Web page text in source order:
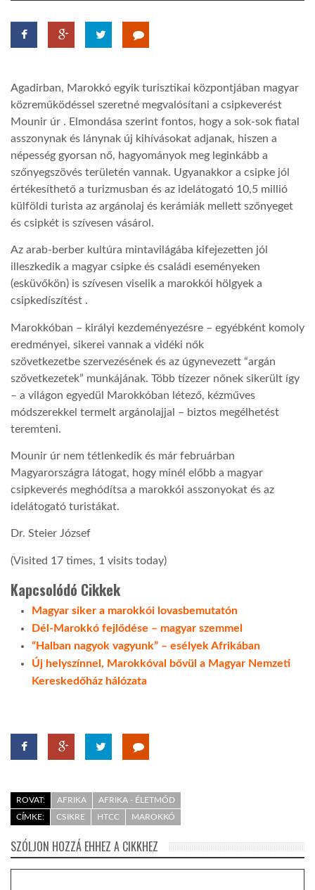
GLOBOBOOK
Agadirban, Marokkó egyik turisztikai központjában magyar
közreműködéssel szeretné megvalósítani a csipkeverést
Mounir úr . Elmondása szerint fontos, hogy a sok-sok fiatal
asszonynak és lánynak új kihívásokat adjanak, hiszen a
népesség gyorsan nő, hagyományok meg leginkább a
szőnyegszövés területén vannak. Ugyanakkor a csipke jól
értékesíthető a turizmusban és az idelátogató 10,5 millió
külföldi turista az argánolaj és kerámiák mellett szőnyeget
és csipkét is szívesen vásárol.
Az arab-berber kultúra mintavilágába kifejezetten jól
illeszkedik a magyar csipke és családi eseményeken
(esküvőkön) is szívesen viselik a marokkói hölgyek a
csipkedíszítést .
Marokkóban – királyi kezdeményezésre – egyébként komoly
eredményei, sikerei vannak a vidéki nők
szövetkezetbe szervezésének és az úgynevezett “argán
szövetkezetek” munkájának. Több tízezer nőnek sikerült így
– a világon egyedül Marokkóban létező, kézműves
módszerekkel termelt argánolajjal – biztos megélhetést
teremteni.
Mounir úr nem tétlenkedik és már februárban
Magyarországra látogat, hogy minél előbb a magyar
csipkeverés meghódítsa a marokkói asszonyokat és az
idelátogató turistákat.
Dr. Steier József
(Visited 17 times, 1 visits today)
Kapcsolódó Cikkek
Magyar siker a marokkói lovasbemutatón
Dél-Marokkó fejlődése – magyar szemmel
“Halban nagyok vagyunk” – esélyek Afrikában
Új helyszínnel, Marokkóval bővül a Magyar Nemzeti
Kereskedőház hálózata
ROVAT: AFRIKA
AFRIKA - ÉLETMÓD
CÍMKE:
CSIKRE HTCC MAROKKÓ
SZÓLJON HOZZÁ EHHEZ A CIKKHEZ